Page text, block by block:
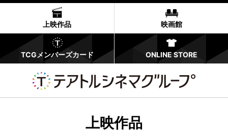
上映作品 映画館
TCGメンバーズカード ONLINE STORE
上映作品